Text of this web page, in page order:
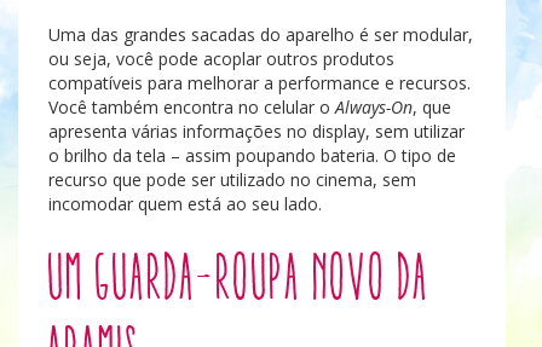
Uma das grandes sacadas do aparelho é ser modular,
ou seja, você pode acoplar outros produtos
compatíveis para melhorar a performance e recursos.
Você também encontra no celular oAlways-On, que
apresenta várias informações no display, sem utilizar
o brilho da tela – assim poupando bateria. O tipo de
recurso que pode ser utilizado no cinema, sem
incomodar quem está ao seu lado.
Um guarda-roupa novo da